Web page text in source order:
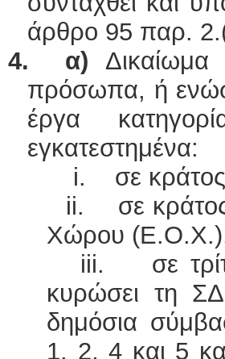
άρθρο 95 παρ.
4.
α)
πρόσωπα, ή
έργα
εγκατεστημένα:
i. σε κράτος-
ii. σε κράτος-
Χώρου
iii. σε τρίτες
κυρώσει τη
δημόσια
1, 2, 4 και 5